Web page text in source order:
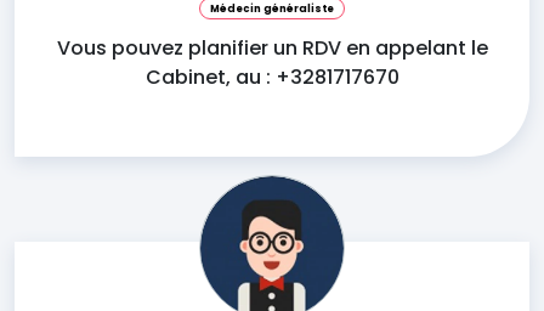
Médecin généraliste
Vous pouvez planifier un RDV en appelant le
Cabinet, au : +3281717670